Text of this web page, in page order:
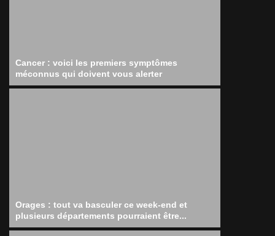
Cancer : voici les premiers symptômes
méconnus qui doivent vous alerter
Orages : tout va basculer ce week-end et
plusieurs départements pourraient être...